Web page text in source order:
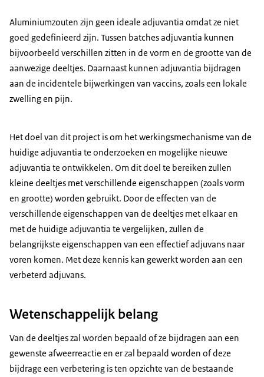
Aluminiumzouten zijn geen ideale adjuvantia omdat ze niet
goed gedefinieerd zijn. Tussen batches adjuvantia kunnen
bijvoorbeeld verschillen zitten in de vorm en de grootte van de
aanwezige deeltjes. Daarnaast kunnen adjuvantia bijdragen
aan de incidentele bijwerkingen van vaccins, zoals een lokale
zwelling en pijn.
Het doel van dit project is om het werkingsmechanisme van de
huidige adjuvantia te onderzoeken en mogelijke nieuwe
adjuvantia te ontwikkelen. Om dit doel te bereiken zullen
kleine deeltjes met verschillende eigenschappen (zoals vorm
en grootte) worden gebruikt. Door de effecten van de
verschillende eigenschappen van de deeltjes met elkaar en
met de huidige adjuvantia te vergelijken, zullen de
belangrijkste eigenschappen van een effectief adjuvans naar
voren komen. Met deze kennis kan gewerkt worden aan een
verbeterd adjuvans.
Wetenschappelijk belang
Van de deeltjes zal worden bepaald of ze bijdragen aan een
gewenste afweerreactie en er zal bepaald worden of deze
bijdrage een verbetering is ten opzichte van de bestaande